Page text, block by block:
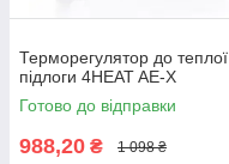
Терморегулятор до теплої
підлоги 4HEAT AE-X
Готово до відправки
988,20 ₴ 1 098 ₴